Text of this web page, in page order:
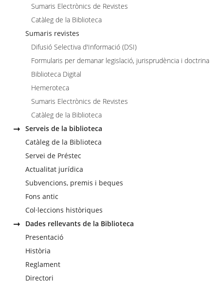
Sumaris Electrònics de Revistes
Catàleg de la Biblioteca
Sumaris revistes
Difusió Selectiva d'Informació (DSI)
Formularis per demanar legislació, jurisprudència i doctrina
Biblioteca Digital
Hemeroteca
Sumaris Electrònics de Revistes
Catàleg de la Biblioteca
Serveis de la biblioteca
Catàleg de la Biblioteca
Servei de Préstec
Actualitat jurídica
Subvencions, premis i beques
Fons antic
Col·leccions històriques
Dades rellevants de la Biblioteca
Presentació
Història
Reglament
Directori